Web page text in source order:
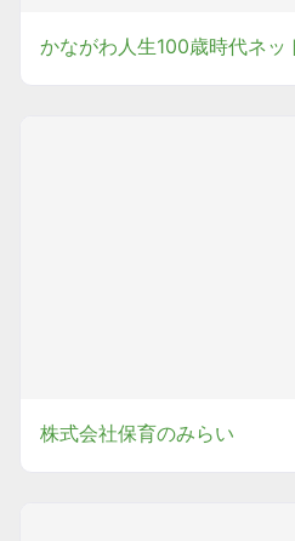
かながわ人生100歳時代ネッ
株式会社保育のみらい